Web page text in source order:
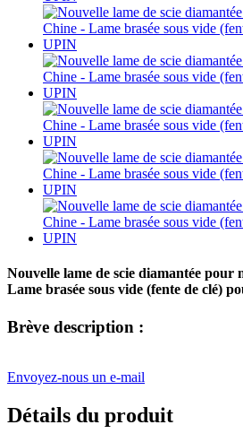
Nouvelle lame de scie diamantée pour
Lame brasée sous vide (fente de clé)
Brève description :
Envoyez-nous un e-mail
Détails du produit